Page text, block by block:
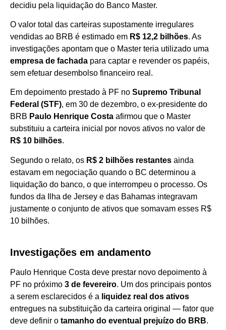
decidiu pela liquidação do Banco Master.
O valor total das carteiras supostamente irregulares
vendidas ao BRB é estimado em R$ 12,2 bilhões. As
investigações apontam que o Master teria utilizado uma
empresa de fachada para captar e revender os papéis,
sem efetuar desembolso financeiro real.
Em depoimento prestado à PF no Supremo Tribunal
Federal (STF), em 30 de dezembro, o ex-presidente do
BRB Paulo Henrique Costa afirmou que o Master
substituiu a carteira inicial por novos ativos no valor de
R$ 10 bilhões.
Segundo o relato, os R$ 2 bilhões restantes ainda
estavam em negociação quando o BC determinou a
liquidação do banco, o que interrompeu o processo. Os
fundos da Ilha de Jersey e das Bahamas integravam
justamente o conjunto de ativos que somavam esses R$
10 bilhões.
Investigações em andamento
Paulo Henrique Costa deve prestar novo depoimento à
PF no próximo 3 de fevereiro. Um dos principais pontos
a serem esclarecidos é a liquidez real dos ativos
entregues na substituição da carteira original — fator que
deve definir o tamanho do eventual prejuízo do BRB.